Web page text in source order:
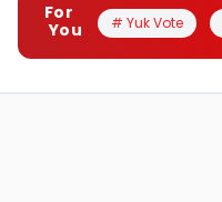
For
You
# Yuk Vote